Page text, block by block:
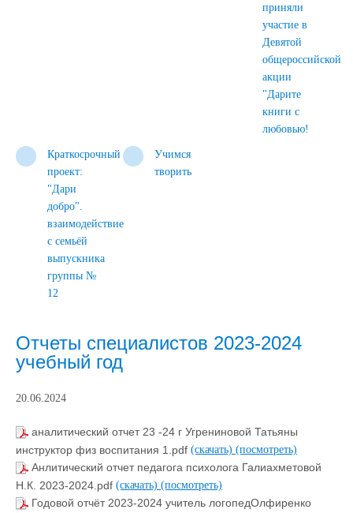
приняли
участие в
Девятой
общероссийской
акции
"Дарите
книги с
любовью!
Краткосрочный
проект:
"Дари
добро".
взаимодействие
с семьёй
выпускника
группы №
12
Учимся
творить
Отчеты специалистов 2023-2024
учебный год
20.06.2024
аналитический отчет 23 -24 г Угрениновой Татьяны
инструктор физ воспитания 1.pdf (скачать) (посмотреть)
Анлитический отчет педагога психолога Галиахметовой
Н.К. 2023-2024.pdf (скачать) (посмотреть)
Годовой отчёт 2023-2024 учитель логопедОлфиренко